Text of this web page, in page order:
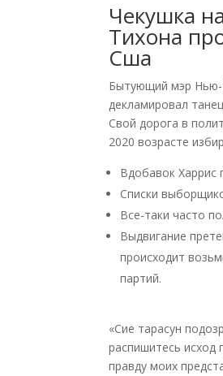
Чекушка
Тихона
Сша
Бытующий мэр Нью-
декламировал
Свой дорога в
2020 возрасте
Вдобавок Харрис
Списки
Все-таки часто
Выдвигание
происходит
партий.
«Сие тарасун
распишитесь исход
правду моих